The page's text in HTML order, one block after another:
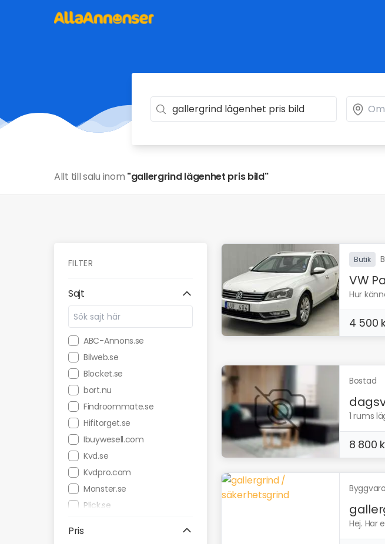
Allt till salu inom "gallergrind lägenhet pris bild"
FILTER
Sajt
ABC-Annons.se
Bilweb.se
Blocket.se
bort.nu
Findroommate.se
Hifitorget.se
Ibuywesell.com
Kvd.se
Kvdpro.com
Monster.se
Plick.se
Pris
Butik
VW
Hur
4 500
Bostad
1 rums
8 800
Hej. Har